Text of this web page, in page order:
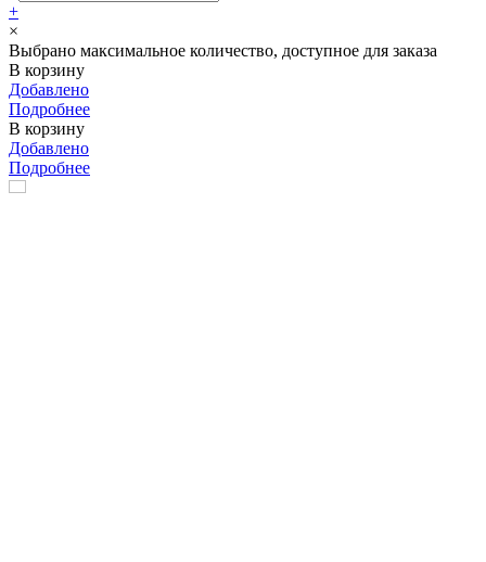
+
×
Выбрано максимальное количество, доступное для заказа
В корзину
Добавлено
Подробнее
В корзину
Добавлено
Подробнее